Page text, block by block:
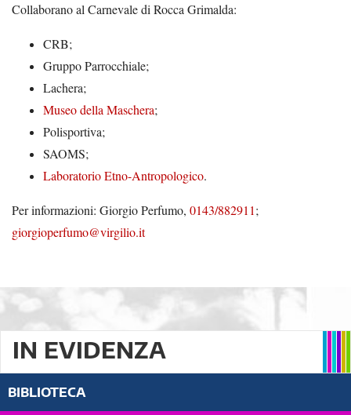
Collaborano al Carnevale di Rocca Grimalda:
CRB;
Gruppo Parrocchiale;
Lachera;
Museo della Maschera;
Polisportiva;
SAOMS;
Laboratorio Etno-Antropologico.
Per informazioni: Giorgio Perfumo, 0143/882911;
giorgioperfumo@virgilio.it
IN EVIDENZA
BIBLIOTECA